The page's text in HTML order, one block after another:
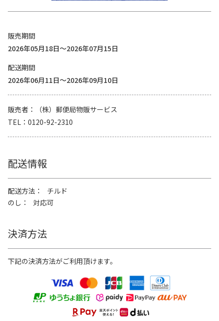
販売期間
2026年05月18日～2026年07月15日
配送期間
2026年06月11日～2026年09月10日
販売者
（株）郵便局物販サービス
TEL
0120-92-2310
配送情報
配送方法
チルド
のし
対応可
決済方法
下記の決済方法がご利用頂けます。